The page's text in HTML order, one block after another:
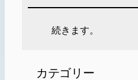
続きます。
カテゴリー